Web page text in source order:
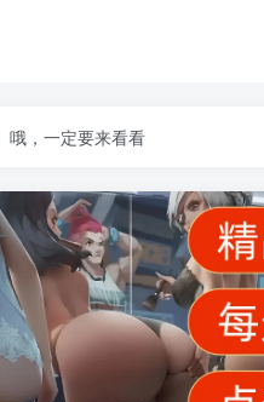
哦，一定要来看看